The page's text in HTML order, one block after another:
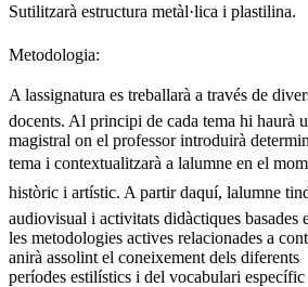
Sutilitzarà estructura metàl·lica i plastilina.
Metodologia:
A lassignatura es treballarà a través de
docents. Al principi de cada tema hi haurà
magistral on el professor introduirà
tema i contextualitzarà a lalumne en el
històric i artístic. A partir daquí, lalumne
audiovisual i activitats didàctiques basades
les metodologies actives relacionades a
anirà assolint el coneixement dels diferents
períodes estilístics i del vocabulari